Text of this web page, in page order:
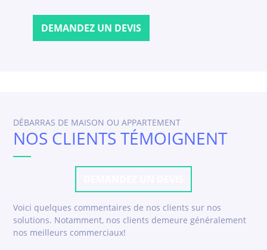
DEMANDEZ UN DEVIS
DÉBARRAS DE MAISON OU APPARTEMENT
NOS CLIENTS TÉMOIGNENT
Voici quelques commentaires de nos clients sur nos
solutions. Notamment, nos clients demeure généralement
nos meilleurs commerciaux!